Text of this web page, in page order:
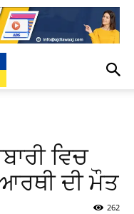
ਵਿਚ
ਦੀ ਮੌਤ
262